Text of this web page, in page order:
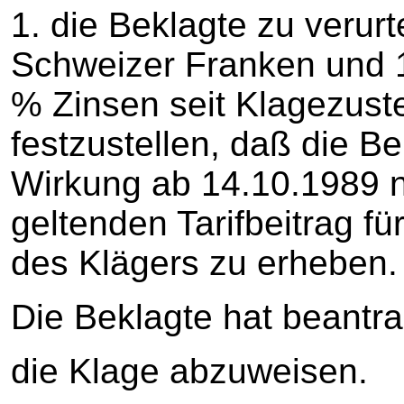
1. die Beklagte zu
Schweizer Franken und
% Zinsen seit
festzustellen, daß die
Wirkung ab 14.10.1989
geltenden Tarifbeitrag
des Klägers zu erheben.
Die Beklagte hat
die Klage abzuweisen.